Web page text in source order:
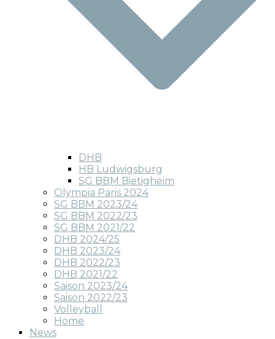
DHB
HB Ludwigsburg
SG BBM Bietigheim
Olympia Paris 2024
SG BBM 2023/24
SG BBM 2022/23
SG BBM 2021/22
DHB 2024/25
DHB 2023/24
DHB 2022/23
DHB 2021/22
Saison 2023/24
Saison 2022/23
Volleyball
Home
News